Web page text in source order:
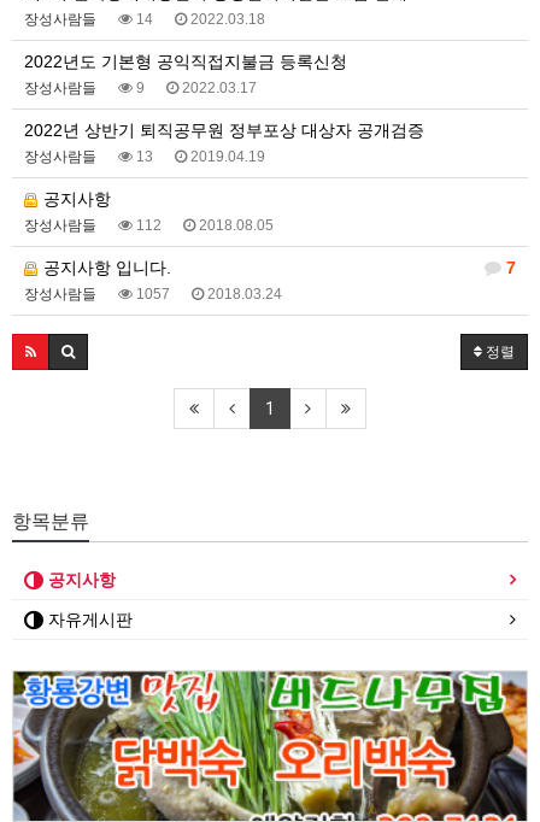
장성사람들 14 2022.03.18
2022년도 기본형 공익직접지불금 등록신청
장성사람들 9 2022.03.17
2022년 상반기 퇴직공무원 정부포상 대상자 공개검증
장성사람들 13 2019.04.19
공지사항
장성사람들 112 2018.08.05
7
공지사항 입니다.
장성사람들 1057 2018.03.24
정렬
1
항목분류
공지사항
자유게시판